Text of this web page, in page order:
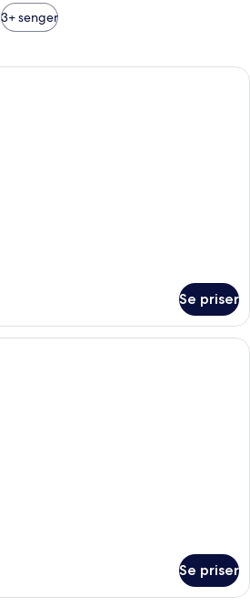
3+ senger
Deluxe Room King Bed | Minibar
Se priser
Family Room | Minibar (inkludert),
Se priser